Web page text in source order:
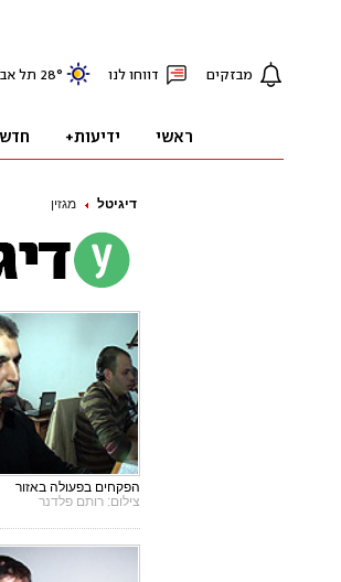
דיגיטל מגזין
הפקחים בפעולה באזור
צילום: רותם פלדנר